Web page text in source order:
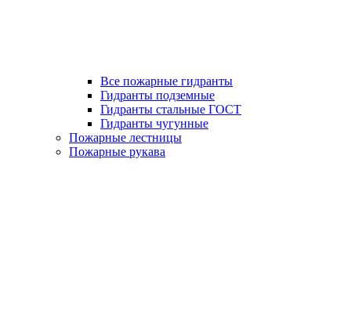
Все пожарные гидранты
Гидранты подземные
Гидранты стальные ГОСТ
Гидранты чугунные
Пожарные лестницы
Пожарные рукава